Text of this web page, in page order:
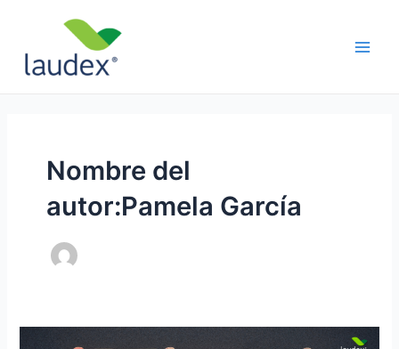
contenido
Nombre del
autor:Pamela García
entradas